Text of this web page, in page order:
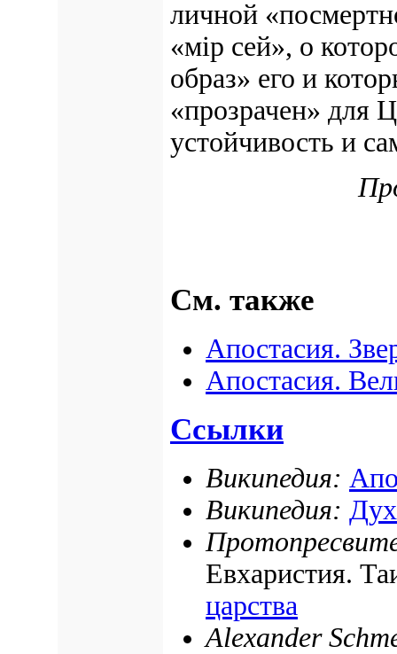
личной
«мiр сей», о
образ» его и
«прозрачен» для
устойчивость и
См. также
Апостасия.
Апостасия.
Ссылки
Википедия:
Википедия:
Евхаристия.
царства
Alexander